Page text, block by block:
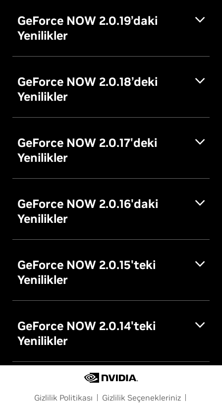
GeForce NOW 2.0.19’daki
Yenilikler
GeForce NOW 2.0.18’deki
Yenilikler
GeForce NOW 2.0.17'deki
Yenilikler
GeForce NOW 2.0.16'daki
Yenilikler
GeForce NOW 2.0.15'teki
Yenilikler
GeForce NOW 2.0.14'teki
Yenilikler
Gizlilik Politikası Gizlilik Seçenekleriniz